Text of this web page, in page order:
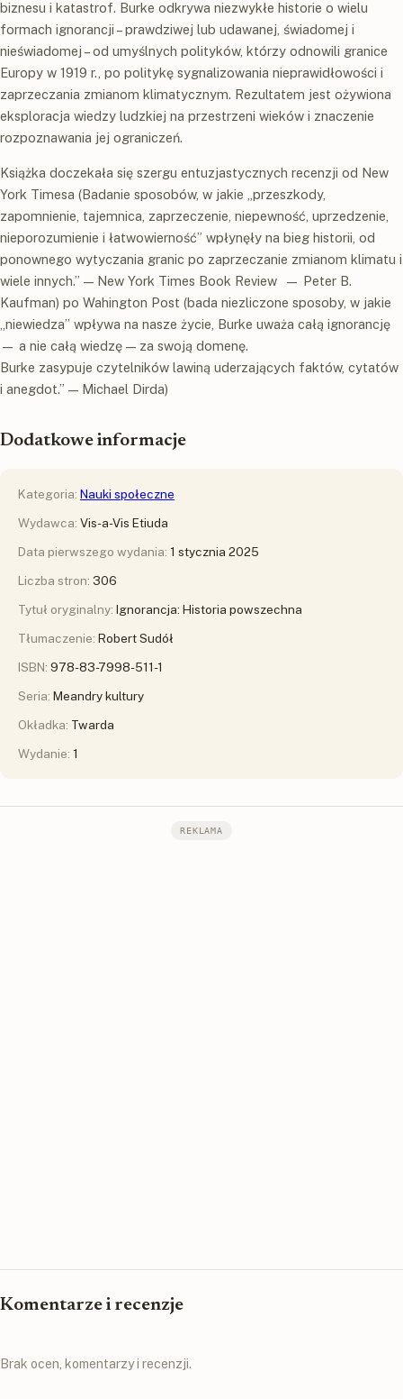
biznesu i katastrof. Burke odkrywa niezwykłe historie o wielu
formach ignorancji – prawdziwej lub udawanej, świadomej i
nieświadomej – od umyślnych polityków, którzy odnowili granice
Europy w 1919 r., po politykę sygnalizowania nieprawidłowości i
zaprzeczania zmianom klimatycznym. Rezultatem jest ożywiona
eksploracja wiedzy ludzkiej na przestrzeni wieków i znaczenie
rozpoznawania jej ograniczeń.
Książka doczekała się szergu entuzjastycznych recenzji od New
York Timesa (Badanie sposobów, w jakie „przeszkody,
zapomnienie, tajemnica, zaprzeczenie, niepewność, uprzedzenie,
nieporozumienie i łatwowierność” wpłynęły na bieg historii, od
ponownego wytyczania granic po zaprzeczanie zmianom klimatu i
wiele innych.” — New York Times Book Review — Peter B.
Kaufman) po Wahington Post (bada niezliczone sposoby, w jakie
„niewiedza” wpływa na nasze życie, Burke uważa całą ignorancję
— a nie całą wiedzę — za swoją domenę.
Burke zasypuje czytelników lawiną uderzających faktów, cytatów
i anegdot.” — Michael Dirda)
Dodatkowe informacje
Kategoria: Nauki społeczne
Wydawca: Vis-a-Vis Etiuda
Data pierwszego wydania: 1 stycznia 2025
Liczba stron: 306
Tytuł oryginalny: Ignorancja: Historia powszechna
Tłumaczenie: Robert Sudół
ISBN: 978-83-7998-511-1
Seria: Meandry kultury
Okładka: Twarda
Wydanie: 1
REKLAMA
Komentarze i recenzje
Brak ocen, komentarzy i recenzji.